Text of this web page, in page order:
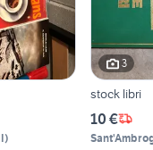
)
3
stock libri
10 €